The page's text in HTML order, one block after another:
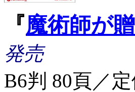
『魔術師が
発売
B6判 80頁／